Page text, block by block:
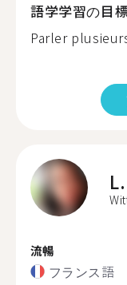
語学学習の目
Parler
L.
流暢
フランス語